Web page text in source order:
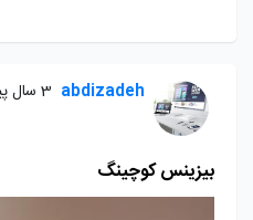
abdizadeh 3 سال پیش
بیزینس کوچینگ